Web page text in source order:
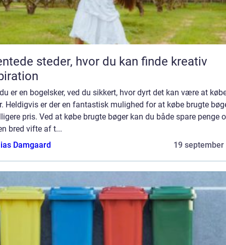
steder, hvor du kan finde kreativ
er en bogelsker, ved du sikkert, hvor dyrt det kan være at
Heldigvis er der en fantastisk mulighed for at købe brugte
pris. Ved at købe brugte bøger kan du både spare penge
bred vifte af t...
Damgaard
19 september